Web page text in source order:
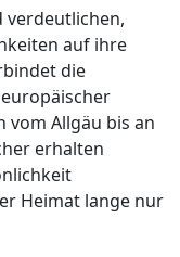
verdeutlichen,
auf ihre
die
vom Allgäu bis an
erhalten
Heimat lange nur